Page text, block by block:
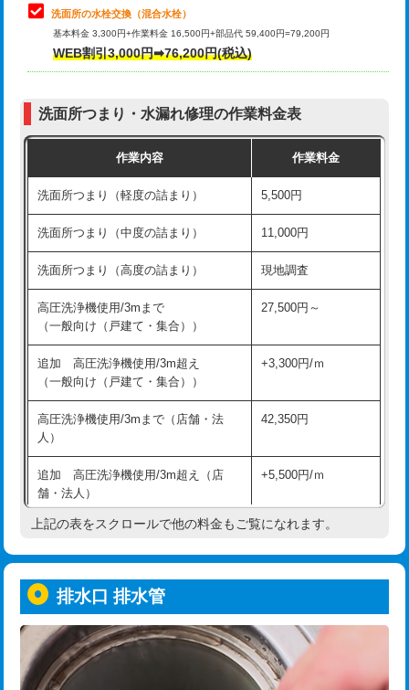
マス交換（深さ50㎝未満）
マス交換（深さ50㎝以上）
モルタル補修（厚さ10㎝まで） 27,500円
モルタル補修（厚さ10㎝超え） 38,500円
洗面台設置 38,500円
バスタブ設置 現場見積
追加人工 16,500円
廃棄・処分 現場見積
※給水管工事は20mmまでの価格です。
交換・取付(混合水栓（壁付・デッキ
式・ワンホール）)
16,500円+材料費
（P/S/ポップアップ））
交換・取付（その他部品） 11,000円+材料費
持込商品取付（単水栓） 13,200円
持込商品取付（混合水栓） 16,500円
持込商品取付（浄水器・分岐水栓） 16,500円
給水管工事※（ホール加工) 16,500円
給水管工事※（バンド止め)
給水管工事※（支持金具設置) 5,500円
給水管工事※（保温材使用（バンド止
め込み）)
5,500円
給水管工事※（土の掘削・埋め戻し作
業)
11,000円
給水管工事※（塩ビ管（VP・HI）使
用/3ｍまで)
用（追加）/3ｍ超え)
給水管工事※（ライニング鋼管・銅
管・ポリ管・HT管使用/3ｍまで)
44,000円
給水管工事※（ライニング鋼管・銅
+8,800円
洗面所の水栓交換（混合水栓）
基本料金 3,300円+作業料金 16,500円+部品代 59,400円=79,200円
WEB割引3,000円➡76,200円(税込)
洗面所つまり・水漏れ修理の作業料金表
作業内容 作業料金
洗面所つまり（軽度の詰まり） 5,500円
洗面所つまり（中度の詰まり） 11,000円
洗面所つまり（高度の詰まり） 現地調査
高圧洗浄機使用/3mまで
（一般向け（戸建て・集合））
27,500円～
追加 高圧洗浄機使用/3m超え
（一般向け（戸建て・集合））
+3,300円/ｍ
高圧洗浄機使用/3mまで（店舗・法
人）
42,350円
追加 高圧洗浄機使用/3m超え（店
舗・法人）
+5,500円/ｍ
高度高圧洗浄換 現地調査
トーラー機使用/3mまで
追加トーラー機使用/3m超え +3,300円
カメラ調査 33,000円
上記の表をスクロールで他の料金もご覧になれます。
排水口 排水管